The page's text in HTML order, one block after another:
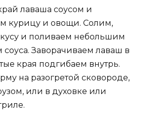
лаваша соусом и
курицу и овощи. Солим,
и поливаем небольшим
соуса. Заворачиваем лаваш в
края подгибаем внутрь.
на разогретой сковороде,
или в духовке или